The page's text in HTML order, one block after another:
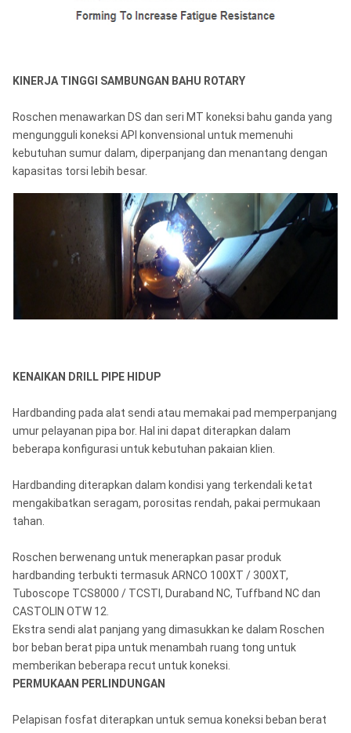
KINERJA TINGGI SAMBUNGAN BAHU ROTARY
Roschen menawarkan DS dan seri MT koneksi bahu ganda yang
mengungguli koneksi API konvensional untuk memenuhi
kebutuhan sumur dalam, diperpanjang dan menantang dengan
kapasitas torsi lebih besar.
KENAIKAN DRILL PIPE HIDUP
Hardbanding pada alat sendi atau memakai pad memperpanjang
umur pelayanan pipa bor. Hal ini dapat diterapkan dalam
beberapa konfigurasi untuk kebutuhan pakaian klien.
Hardbanding diterapkan dalam kondisi yang terkendali ketat
mengakibatkan seragam, porositas rendah, pakai permukaan
tahan.
Roschen berwenang untuk menerapkan pasar produk
hardbanding terbukti termasuk ARNCO 100XT / 300XT,
Tuboscope TCS8000 / TCSTI, Duraband NC, Tuffband NC dan
CASTOLIN OTW 12.
Ekstra sendi alat panjang yang dimasukkan ke dalam Roschen
bor beban berat pipa untuk menambah ruang tong untuk
memberikan beberapa recut untuk koneksi.
PERMUKAAN PERLINDUNGAN
Pelapisan fosfat diterapkan untuk semua koneksi beban berat